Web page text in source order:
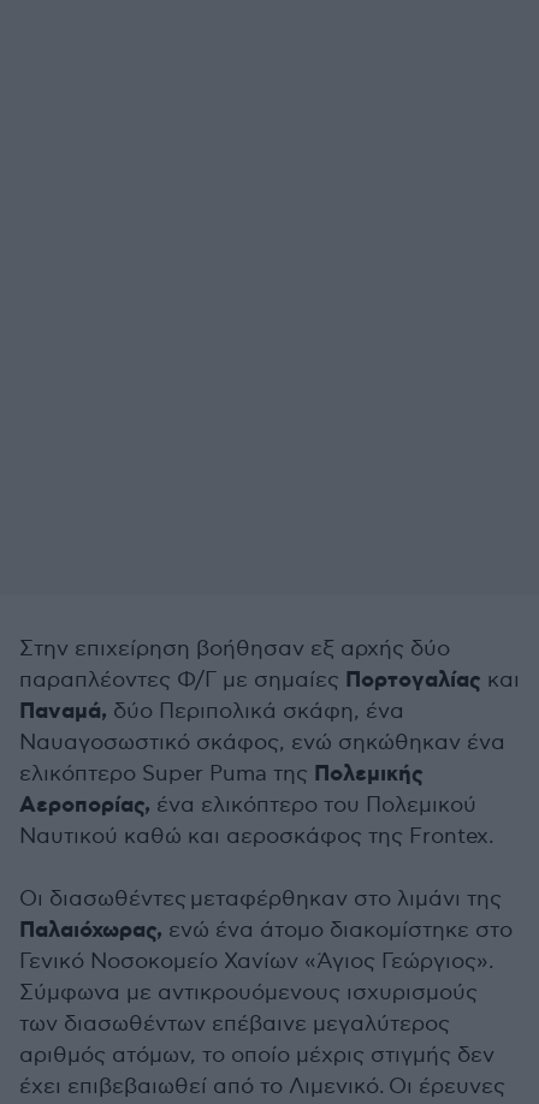
Στην επιχείρηση βοήθησαν εξ αρχής δύο
παραπλέοντες Φ/Γ με σημαίες Πορτογαλίας και
Παναμά, δύο Περιπολικά σκάφη, ένα
Ναυαγοσωστικό σκάφος, ενώ σηκώθηκαν ένα
ελικόπτερο Super Puma της Πολεμικής
Αεροπορίας, ένα ελικόπτερο του Πολεμικού
Ναυτικού καθώ και αεροσκάφος της Frontex.
Οι διασωθέντες μεταφέρθηκαν στο λιμάνι της
Παλαιόχωρας, ενώ ένα άτομο διακομίστηκε στο
Γενικό Νοσοκομείο Χανίων «Άγιος Γεώργιος».
Σύμφωνα με αντικρουόμενους ισχυρισμούς
των διασωθέντων επέβαινε μεγαλύτερος
αριθμός ατόμων, το οποίο μέχρις στιγμής δεν
έχει επιβεβαιωθεί από το Λιμενικό. Οι έρευνες